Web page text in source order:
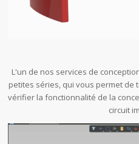
L'un de nos services de
petites séries, qui vous permet
vérifier la fonctionnalité de la
circuit